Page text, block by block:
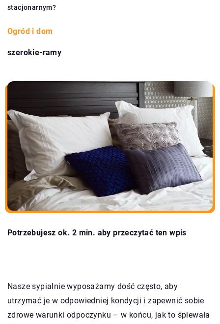
stacjonarnym?
Ogród i dom
szerokie-ramy
Potrzebujesz ok. 2 min. aby przeczytać ten wpis
Nasze sypialnie wyposażamy dość często, aby
utrzymać je w odpowiedniej kondycji i zapewnić sobie
zdrowe warunki odpoczynku – w końcu, jak to śpiewała